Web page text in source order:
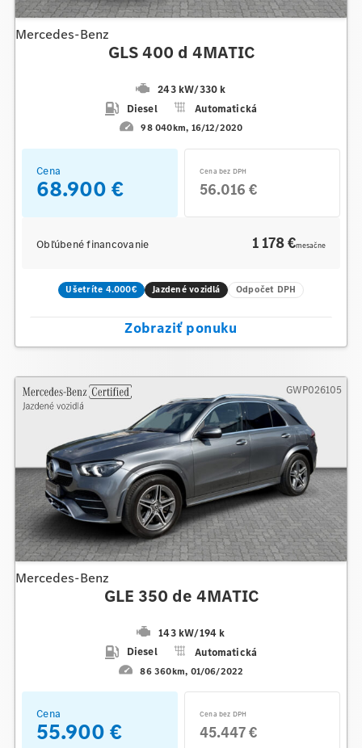
Mercedes-Benz
GLS 400 d 4MATIC
243 kW/330 k
Diesel
Automatická
98 040km 16/12/2020
Cena
68.900 €
Cena bez DPH
56.016 €
Obľúbené financovanie 1 178 €mesačne
Ušetríte 4.000€ Jazdené vozidlá Odpočet DPH
Zobraziť ponuku
Mercedes-Benz
GLE 350 de 4MATIC
143 kW/194 k
Diesel
Automatická
86 360km 01/06/2022
GWP026105
Cena
55.900 €
Cena bez DPH
45.447 €